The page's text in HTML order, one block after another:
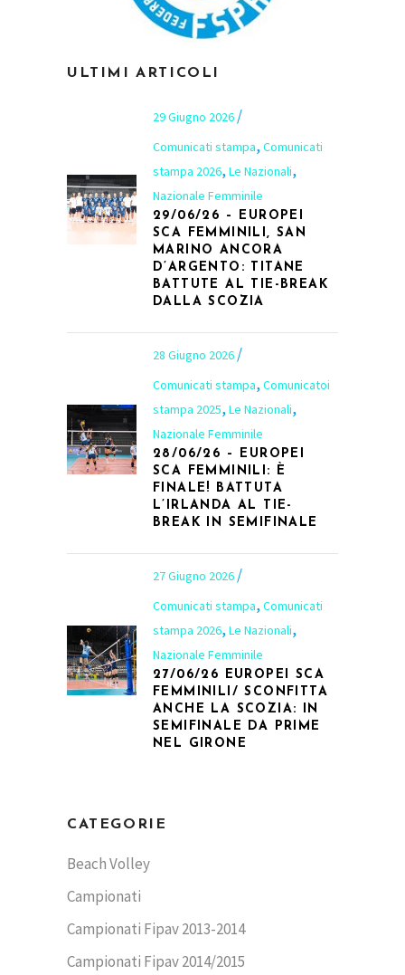
ULTIMI ARTICOLI
29 Giugno 2026
Comunicati stampa, Comunicati
stampa 2026, Le Nazionali,
Nazionale Femminile
29/06/26 – EUROPEI
SCA FEMMINILI, SAN
MARINO ANCORA
D’ARGENTO: TITANE
BATTUTE AL TIE-BREAK
DALLA SCOZIA
28 Giugno 2026
Comunicati stampa, Comunicatoi
stampa 2025, Le Nazionali,
Nazionale Femminile
28/06/26 – EUROPEI
SCA FEMMINILI: È
FINALE! BATTUTA
L’IRLANDA AL TIE-
BREAK IN SEMIFINALE
27 Giugno 2026
Comunicati stampa, Comunicati
stampa 2026, Le Nazionali,
Nazionale Femminile
27/06/26 EUROPEI SCA
FEMMINILI/ SCONFITTA
ANCHE LA SCOZIA: IN
SEMIFINALE DA PRIME
NEL GIRONE
CATEGORIE
Beach Volley
Campionati
Campionati Fipav 2013-2014
Campionati Fipav 2014/2015